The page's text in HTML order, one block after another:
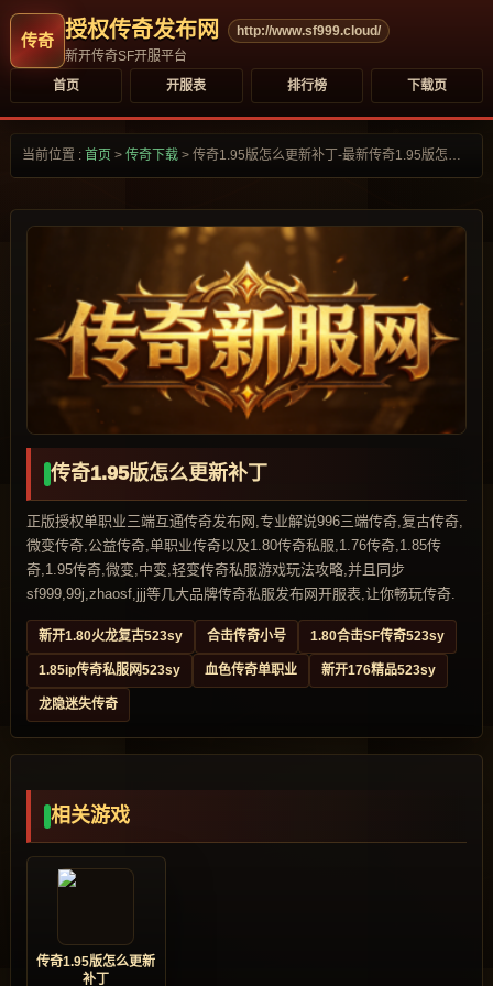
授权传奇发布网
http://www.sf999.cloud/
新开传奇SF开服平台
首页
开服表 排行榜 下载页
当前位置 : 首页 > 传奇下载 > 传奇1.95版怎么更新补丁-最新传奇1.95版怎么更新补丁合集大全-
传奇1.95版怎么更新补丁
正版授权单职业三端互通传奇发布网,专业解说996三端传奇,复古传奇,
微变传奇,公益传奇,单职业传奇以及1.80传奇私服,1.76传奇,1.85传
奇,1.95传奇,微变,中变,轻变传奇私服游戏玩法攻略,并且同步
sf999,99j,zhaosf,jjj等几大品牌传奇私服发布网开服表,让你畅玩传奇.
新开1.80火龙复古523sy 合击传奇小号 1.80合击SF传奇523sy
1.85ip传奇私服网523sy 血色传奇单职业 新开176精品523sy
龙隐迷失传奇
相关游戏
传奇1.95版怎么更新
补丁